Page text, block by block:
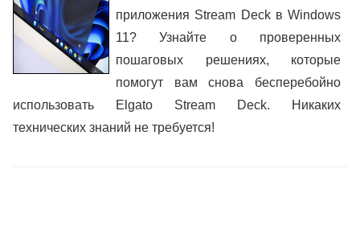
приложения Stream Deck в Windows
11? Узнайте о проверенных
пошаговых решениях, которые
помогут вам снова бесперебойно
использовать Elgato Stream Deck. Никаких
технических знаний не требуется!